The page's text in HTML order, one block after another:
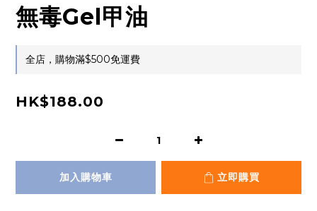
無毒Gel甲油
全店，購物滿$500免運費
HK$188.00
加入購物車 立即購買